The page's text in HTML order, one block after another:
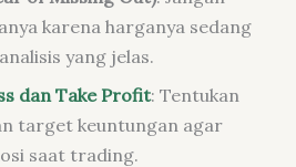
karena harganya sedang
yang jelas.
dan Take Profit: Tentukan
target keuntungan agar
saat trading.